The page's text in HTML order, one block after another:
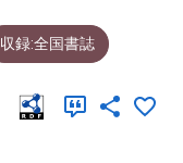
収録:全国書誌